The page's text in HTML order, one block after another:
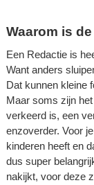
Waarom is
Een Redactie is
Want anders
Dat kunnen kleine
Maar soms zijn
verkeerd is, een
enzoverder. Voor
kinderen heeft en
dus super
nakijkt, voor deze